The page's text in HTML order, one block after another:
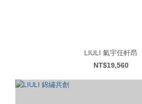
LIULI 氣宇任軒昂
NT$19,560